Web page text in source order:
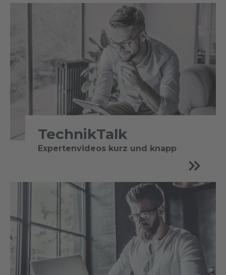
TechnikTalk
Expertenvideos kurz und knapp